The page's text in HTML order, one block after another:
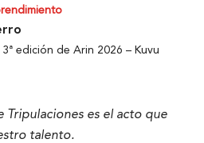
edición de Arin 2026 – Kuvu
Tripulaciones es el acto que
talento.